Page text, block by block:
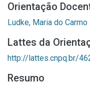
Orientação
Ludke, Maria do
Lattes da
http://lattes.cnpq.br/
Resumo